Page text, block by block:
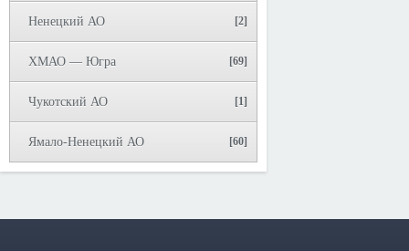
Ненецкий АО [2]
ХМАО — Югра [69]
Чукотский АО [1]
Ямало-Ненецкий АО [60]